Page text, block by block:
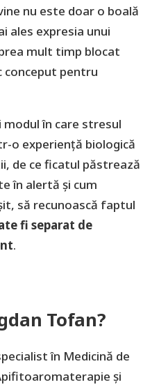
nu este doar o boală
ales expresia unui
mult timp blocat
pentru
modul în care stresul
o experiență biologică
de ce ficatul păstrează
în alertă și cum
să recunoască faptul
fi separat de
.
Tofan?
în Medicină de
şi